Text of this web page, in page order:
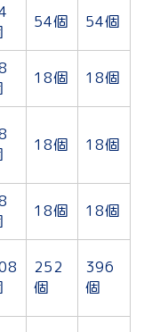
54個 54個
18個 18個
18個 18個
18個 18個
252
個
396
個